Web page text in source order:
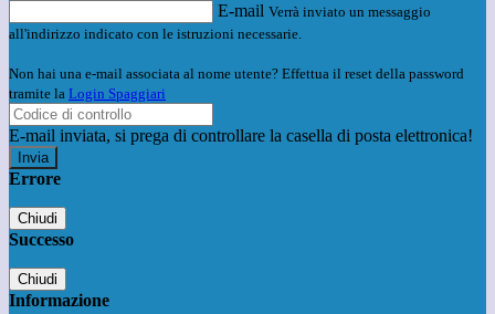
E-mail Verrà inviato un messaggio
all'indirizzo indicato con le istruzioni necessarie.
Non hai una e-mail associata al nome utente? Effettua il reset della password
tramite la Login Spaggiari
E-mail inviata, si prega di controllare la casella di posta elettronica!
Errore
Chiudi
Successo
Chiudi
Informazione